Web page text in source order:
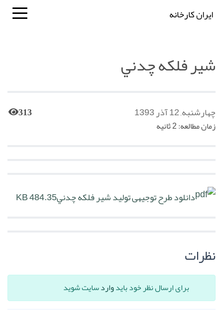
ایران کارخانه
شير فلکه چدني
چهارشنبه, 12 آذر 1393 313
زمان مطالعه: 2 ثانیه
دانلود طرح توجیهی تولید شير فلکه چدني484.35 KB
نظرات
برای ارسال نظر خود بایدواردسایت شوید